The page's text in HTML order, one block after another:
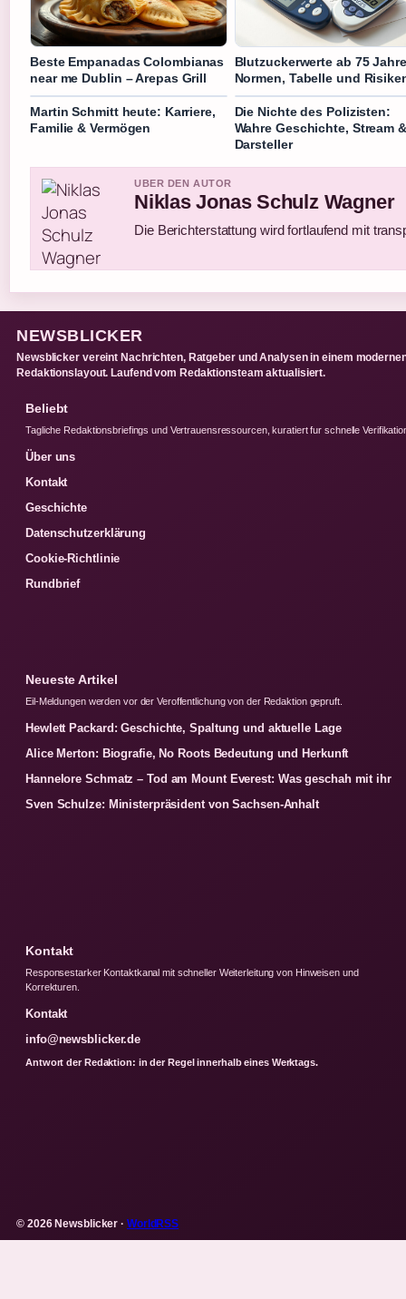
Beste Empanadas Colombianas
near me Dublin – Arepas Grill
Blutzuckerwerte ab 75
Normen, Tabelle und
Martin Schmitt heute: Karriere,
Familie & Vermögen
Die Nichte des Polizisten:
Wahre Geschichte, Stream &
Darsteller
UBER DEN AUTOR
Niklas Jonas Schulz Wagner
Die Berichterstattung wird fortlaufend mit
NEWSBLICKER
Newsblicker vereint Nachrichten, Ratgeber und Analysen in einem
Redaktionslayout. Laufend vom Redaktionsteam aktualisiert.
Beliebt
Tagliche Redaktionsbriefings und Vertrauensressourcen, kuratiert fur schnelle
Über uns
Kontakt
Geschichte
Datenschutzerklärung
Cookie-Richtlinie
Rundbrief
Neueste Artikel
Eil-Meldungen werden vor der Veroffentlichung von der Redaktion gepruft.
Hewlett Packard: Geschichte, Spaltung und aktuelle Lage
Alice Merton: Biografie, No Roots Bedeutung und Herkunft
Hannelore Schmatz – Tod am Mount Everest: Was geschah mit ihr
Sven Schulze: Ministerpräsident von Sachsen-Anhalt
Kontakt
Responsestarker Kontaktkanal mit schneller Weiterleitung von Hinweisen und
Korrekturen.
Kontakt
info@newsblicker.de
Antwort der Redaktion: in der Regel innerhalb eines Werktags.
© 2026 Newsblicker · WorldRSS